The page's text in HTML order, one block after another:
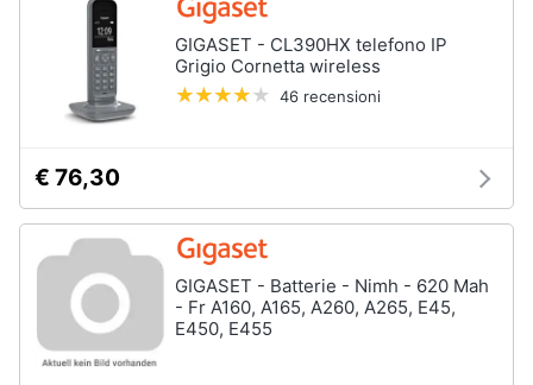
GIGASET - CL390HX telefono IP
Grigio Cornetta wireless
46 recensioni
€ 76,30
GIGASET - Batterie - Nimh - 620 Mah
- Fr A160, A165, A260, A265, E45,
E450, E455